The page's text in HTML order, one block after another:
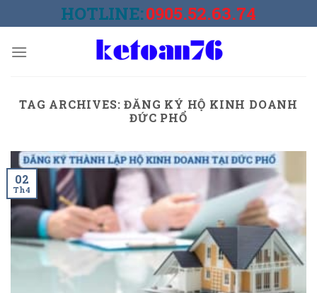
to
HOTLINE:0905.52.63.74
TAG ARCHIVES:ĐĂNG KÝ HỘ KINH DOANH
ĐỨC PHỔ
02
Th4